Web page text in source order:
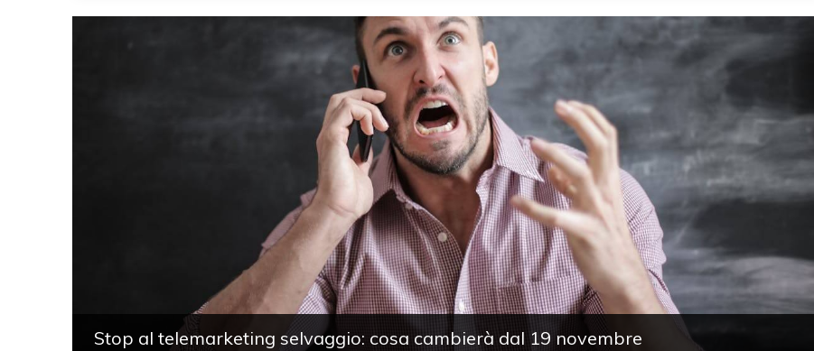
Stop al telemarketing selvaggio: cosa cambierà dal 19 novembre